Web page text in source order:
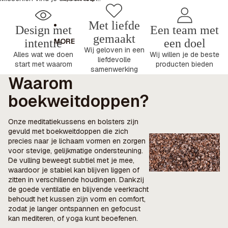
MORE
Design met
intentie
Alles wat we doen
start met waarom
Met liefde
gemaakt
Wij geloven in een
liefdevolle
samenwerking
Een team met
een doel
Wij willen je de beste
producten bieden
Waarom
boekweitdoppen?
Onze meditatiekussens en bolsters zijn
gevuld met boekweitdoppen die zich
precies naar je lichaam vormen en zorgen
voor stevige, gelijkmatige ondersteuning.
De vulling beweegt subtiel met je mee,
waardoor je stabiel kan blijven liggen of
zitten in verschillende houdingen. Dankzij
de goede ventilatie en blijvende veerkracht
behoudt het kussen zijn vorm en comfort,
zodat je langer ontspannen en gefocust
kan mediteren, of yoga kunt beoefenen.